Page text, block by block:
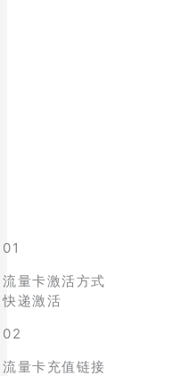
01
流量卡激活方式
快递激活
02
流量卡充值链接